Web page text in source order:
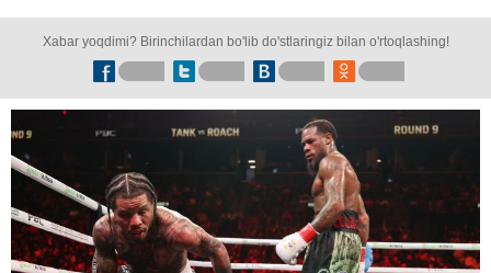
Xabar yoqdimi? Birinchilardan bo'lib do'stlaringiz bilan o'rtoqlashing!